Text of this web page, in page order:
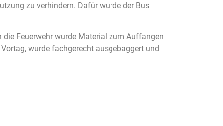
zu verhindern. Dafür wurde der Bus
Feuerwehr wurde Material zum Auffangen
wurde fachgerecht ausgebaggert und